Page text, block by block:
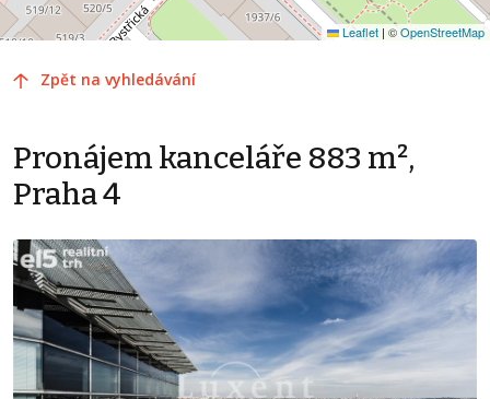
Leaflet | ©OpenStreetMap
Zpět na vyhledávání
Pronájem kanceláře 883 m²,
Praha 4